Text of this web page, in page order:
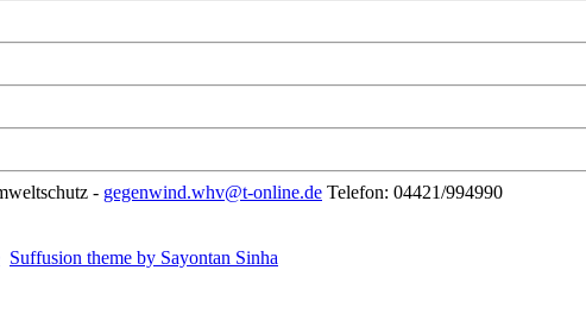
- gegenwind.whv@t-online.de Telefon: 04421/994990
Suffusion theme by Sayontan Sinha